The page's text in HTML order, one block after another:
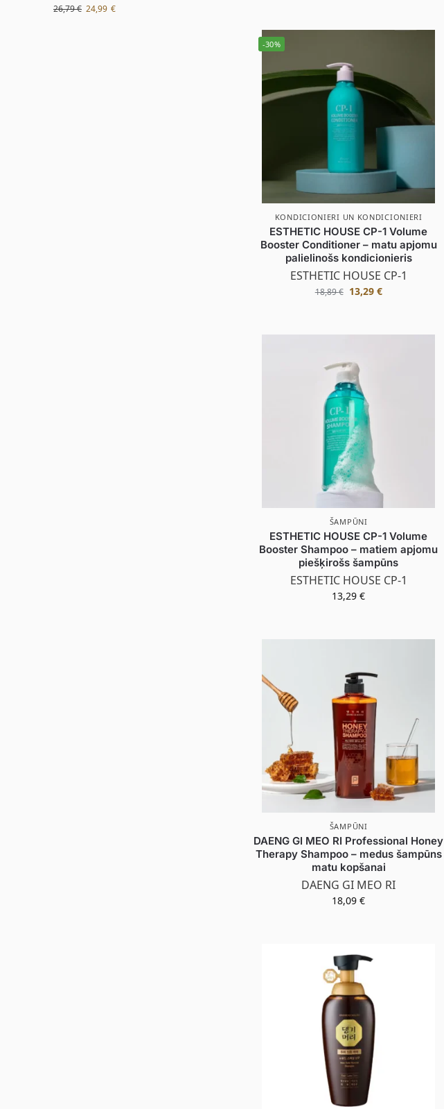
-30%
KONDICIONIERI UN KONDICIONIERI
ESTHETIC HOUSE CP-1 Volume
Booster Conditioner – matu apjomu
palielinošs kondicionieris
ESTHETIC HOUSE CP-1
18,89€ 13,29 €
ŠAMPŪNI
ESTHETIC HOUSE CP-1 Volume
Booster Shampoo – matiem apjomu
piešķirošs šampūns
ESTHETIC HOUSE CP-1
13,29€
ŠAMPŪNI
DAENG GI MEO RI Professional Honey
Therapy Shampoo – medus šampūns
matu kopšanai
DAENG GI MEO RI
18,09€
26,79€ 24,99 €